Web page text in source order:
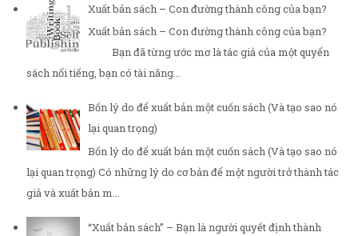
Xuất bản sách – Con đường thành công của bạn?
Xuất bản sách – Con đường thành công của bạn?
Bạn đã từng ước mơ là tác giả của một quyển
sách nổi tiếng, bạn có tài năng...
Bốn lý do để xuất bản một cuốn sách (Và tạo sao nó
lại quan trọng)
Bốn lý do để xuất bản một cuốn sách (Và tạo sao nó
lại quan trọng) Có những lý do cơ bản để một người trở thành tác
giả và xuất bản m...
“Xuất bản sách” – Bạn là người quyết định thành